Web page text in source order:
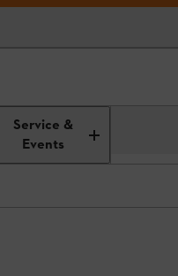
Service &
Events